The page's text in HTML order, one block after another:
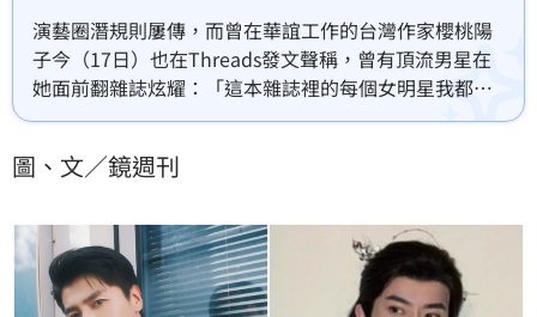
演藝圈潛規則屢傳，而曾在華誼工作的台灣作家櫻桃陽
子今（17日）也在Threads發文聲稱，曾有頂流男星在
她面前翻雜誌炫耀：「這本雜誌裡的每個女明星我都上
過。」但引發關注的是，當時在場的導演竟也得意說
爆料曝光後，引發熱議。
圖、文／鏡週刊